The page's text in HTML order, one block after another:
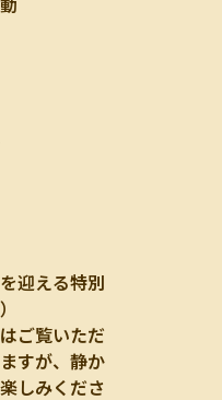
迎える特別
ご覧いただ
すが、静か
しみくださ